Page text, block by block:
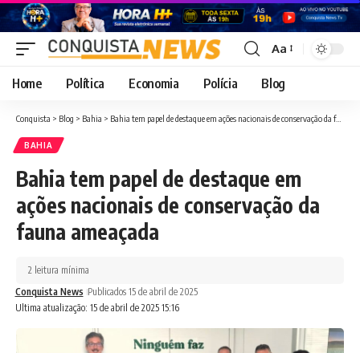
Font
Resizer
Aa
Home Política Economia Polícia Blog
Conquista > Blog > Bahia > Bahia tem papel de destaque em ações nacionais de conservação da fauna ameaçada
BAHIA
Bahia tem papel de destaque em
ações nacionais de conservação da
fauna ameaçada
Ultima atualização: 15 de abril de 2025 15:16
Conquista News Publicados 15 de abril de 2025
2 leitura mínima